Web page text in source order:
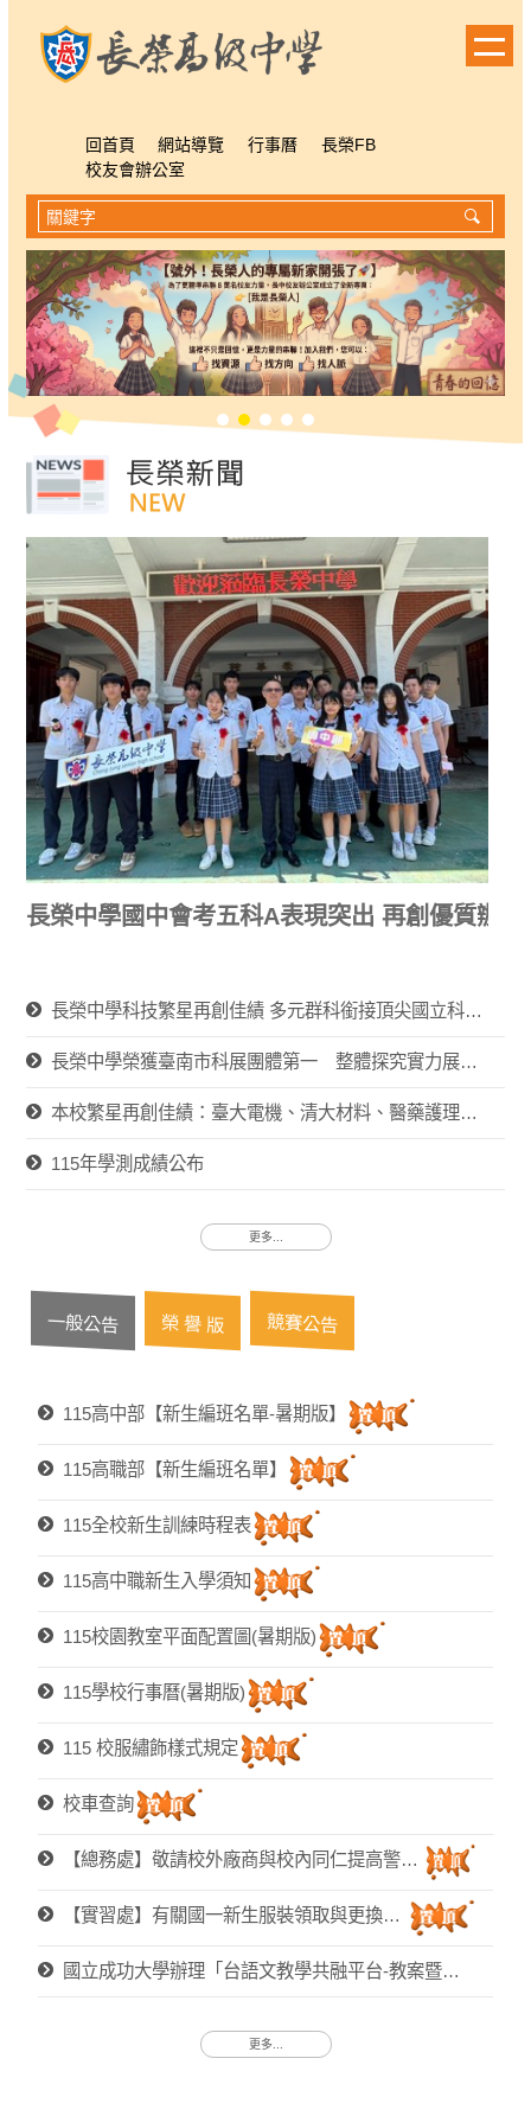
回首頁 網站導覽 行事曆
長榮FB
校友會辦公室
長榮中學國中會考五科A表現突出 再創優質辦學
長榮中學科技繁星再創佳績 多元群科銜接頂尖國立科大 展現技職教育軟實力
長榮中學榮獲臺南市科展團體第一 整體探究實力展現 生物科再創佳績
本校繁星再創佳績：臺大電機、清大材料、醫藥護理全線紅榜
115年學測成績公布
更多...
一般公告 榮 譽 版 競賽公告
115高中部【新生編班名單-暑期版】
115高職部【新生編班名單】
115全校新生訓練時程表
115高中職新生入學須知
115校園教室平面配置圖(暑期版)
115學校行事曆(暑期版)
115 校服繡飾樣式規定
校車查詢
【總務處】敬請校外廠商與校內同仁提高警覺，防範採購詐騙！
【實習處】有關國一新生服裝領取與更換事宜
國立成功大學辦理「台語文教學共融平台-教案暨教學示範徵件」活動訊息
更多...